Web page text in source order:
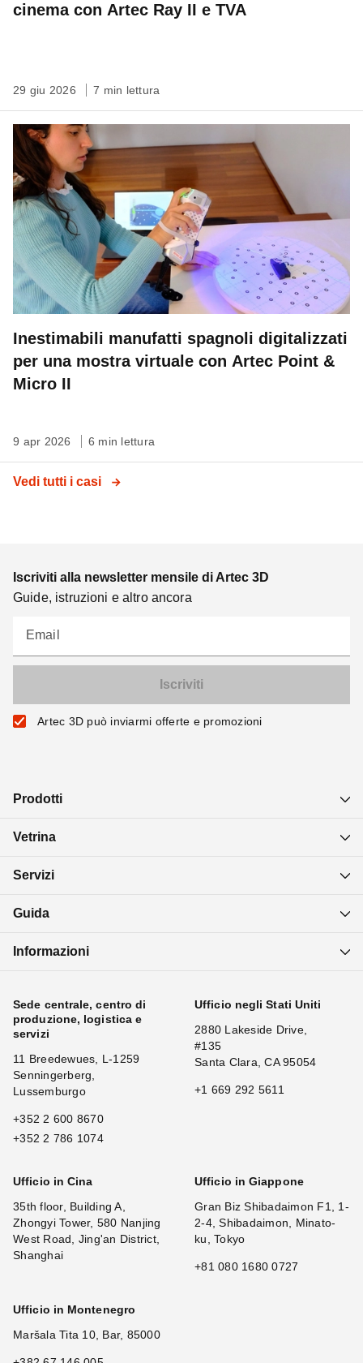
cinema con Artec Ray II e TVA
29 giu 2026 7 min lettura
Inestimabili manufatti spagnoli digitalizzati
per una mostra virtuale con Artec Point &
Micro II
9 apr 2026 6 min lettura
Vedi tutti i casi
Iscriviti alla newsletter mensile di Artec 3D
Guide, istruzioni e altro ancora
Email
Artec 3D può inviarmi offerte e promozioni
Prodotti
Vetrina
Servizi
Guida
Informazioni
Sede centrale, centro di
produzione, logistica e
servizi
11 Breedewues, L-1259
Senningerberg,
Lussemburgo
+352 2 600 8670
+352 2 786 1074
Ufficio negli Stati Uniti
2880 Lakeside Drive,
#135
Santa Clara, CA 95054
+1 669 292 5611
Ufficio in Cina
35th floor, Building A,
Zhongyi Tower, 580 Nanjing
West Road, Jing'an District,
Shanghai
Ufficio in Giappone
Gran Biz Shibadaimon F1, 1-
2-4, Shibadaimon, Minato-
ku, Tokyo
+81 080 1680 0727
Ufficio in Montenegro
Maršala Tita 10, Bar, 85000